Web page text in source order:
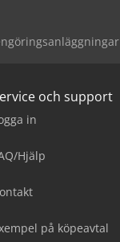
och support
in
Hjälp
på köpeavtal